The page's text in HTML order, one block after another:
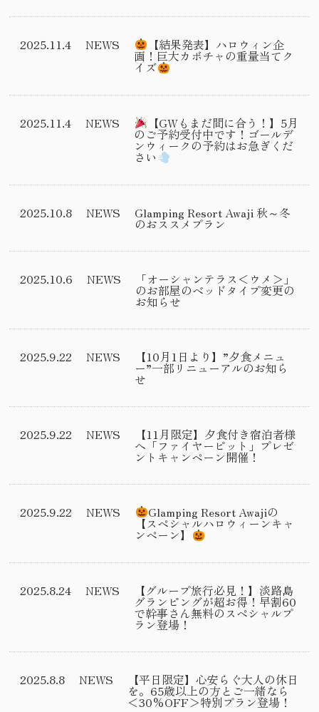
2025.11.4 NEWS 【結果発表】ハロウィン企
画！巨大カボチャの重量当てク
イズ
2025.11.4 NEWS 【GWもまだ間に合う！】5月
のご予約受付中です！ゴールデ
ンウィークの予約はお急ぎくだ
さい
2025.10.8 NEWS Glamping Resort Awaji 秋～冬
のおススメプラン
2025.10.6 NEWS 「オーシャンテラス＜ウメ＞」
のお部屋のベッドタイプ変更の
お知らせ
2025.9.22 NEWS 【10月1日より】”夕食メニュ
ー”一部リニューアルのお知ら
せ
2025.9.22 NEWS 【11月限定】夕食付き宿泊者様
へ「ファイヤーピット」プレゼ
ントキャンペーン開催！
2025.9.22 NEWS Glamping Resort Awajiの
【スペシャルハロウィーンキャ
ンペーン】
2025.8.24 NEWS 【グループ旅行必見！】淡路島
グランピングが超お得！早割60
で幹事さん無料のスペシャルプ
ラン登場！
2025.8.8 NEWS 【平日限定】心安らぐ大人の休日
を。65歳以上の方とご一緒なら
＜30%OFF＞特別プラン登場！